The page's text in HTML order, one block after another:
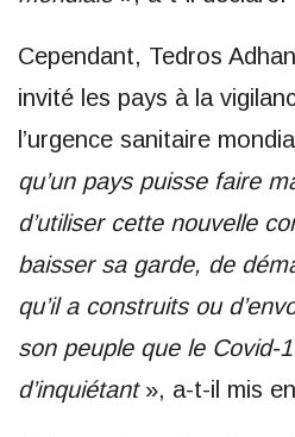
Cependant, Tedros
invité les pays à la
l’urgence sanitaire
qu’un pays puisse faire
d’utiliser cette nouvelle
baisser sa garde, de
qu’il a construits ou
son peuple que le Covid-
d’inquiétant», a-t-il mis